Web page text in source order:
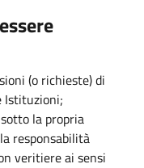
(o richieste) di
Istituzioni;
la propria
responsabilità
veritiere ai sensi